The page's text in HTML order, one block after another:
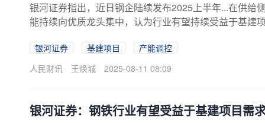
银河证券指出，近日钢企陆续发布2025上半年...在供给
能持续向优质龙头集中，认为行业有望持续受益于基建
银河证券 基建项目
产能调控
人民财讯
王焕城 2025-08-11 08:09
银河证券：钢铁行业有望受益于基建项目需